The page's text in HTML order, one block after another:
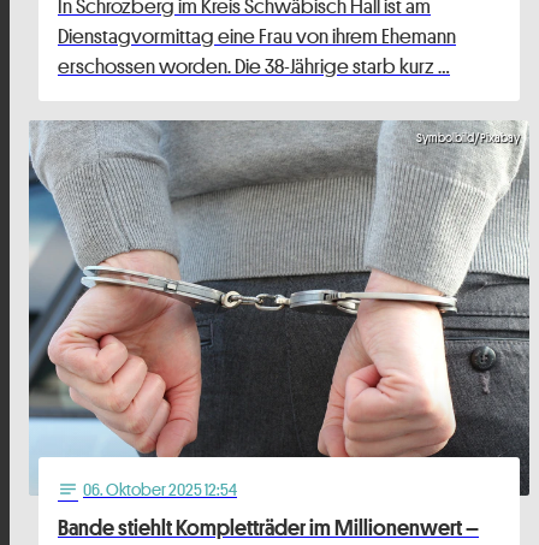
In Schrozberg im Kreis Schwäbisch Hall ist am
Dienstagvormittag eine Frau von ihrem Ehemann
erschossen worden. Die 38-Jährige starb kurz …
Symbolbild/Pixabay
notes 06. Oktober 2025 12:54
Bande stiehlt Kompletträder im Millionenwert –